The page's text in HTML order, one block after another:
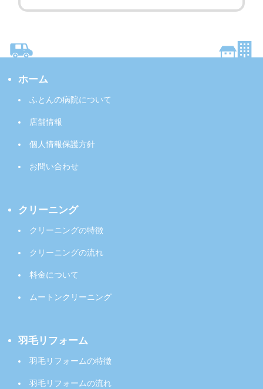
ホーム
ふとんの病院について
店舗情報
個人情報保護方針
お問い合わせ
クリーニング
クリーニングの特徴
クリーニングの流れ
料金について
ムートンクリーニング
羽毛リフォーム
羽毛リフォームの特徴
羽毛リフォームの流れ